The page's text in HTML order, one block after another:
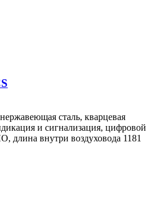
сталь, кварцевая
и сигнализация, цифровой
длина внутри воздуховода 1181